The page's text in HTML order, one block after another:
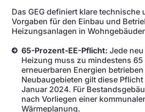
Das GEG definiert klare technische
Vorgaben für den Einbau und
Heizungsanlagen in
65-Prozent-EE-Pflicht: Jede
Heizung muss zu mindestens 65
erneuerbaren Energien
Neubaugebieten gilt diese
Januar 2024. Für
nach Vorliegen einer
Wärmeplanung.